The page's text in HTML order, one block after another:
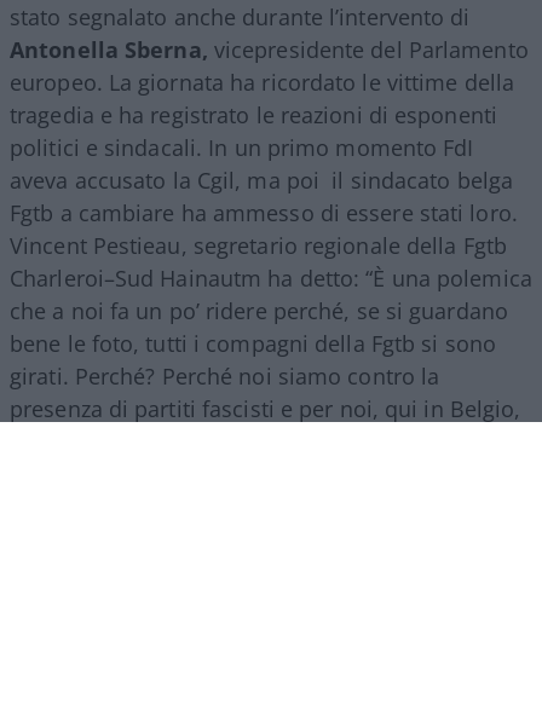
stato segnalato anche durante l’intervento di
Antonella Sberna, vicepresidente del Parlamento
europeo. La giornata ha ricordato le vittime della
tragedia e ha registrato le reazioni di esponenti
politici e sindacali. In un primo momento FdI
aveva accusato la Cgil, ma poi il sindacato belga
Fgtb a cambiare ha ammesso di essere stati loro.
Vincent Pestieau, segretario regionale della Fgtb
Charleroi–Sud Hainautm ha detto: “È una polemica
che a noi fa un po’ ridere perché, se si guardano
bene le foto, tutti i compagni della Fgtb si sono
girati. Perché? Perché noi siamo contro la
presenza di partiti fascisti e per noi, qui in Belgio,